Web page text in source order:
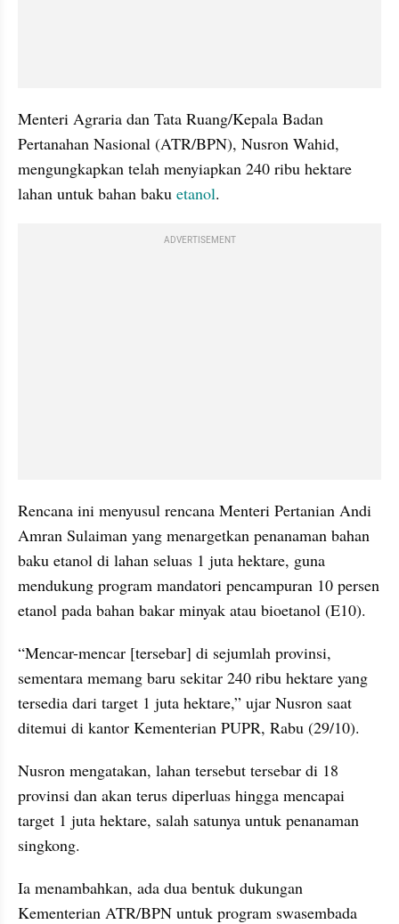
Menteri Agraria dan Tata Ruang/Kepala Badan
Pertanahan Nasional (ATR/BPN), Nusron Wahid,
mengungkapkan telah menyiapkan 240 ribu hektare
lahan untuk bahan baku etanol.
ADVERTISEMENT
Rencana ini menyusul rencana Menteri Pertanian Andi
Amran Sulaiman yang menargetkan penanaman bahan
baku etanol di lahan seluas 1 juta hektare, guna
mendukung program mandatori pencampuran 10 persen
etanol pada bahan bakar minyak atau bioetanol (E10).
“Mencar-mencar [tersebar] di sejumlah provinsi,
sementara memang baru sekitar 240 ribu hektare yang
tersedia dari target 1 juta hektare,” ujar Nusron saat
ditemui di kantor Kementerian PUPR, Rabu (29/10).
Nusron mengatakan, lahan tersebut tersebar di 18
provinsi dan akan terus diperluas hingga mencapai
target 1 juta hektare, salah satunya untuk penanaman
singkong.
Ia menambahkan, ada dua bentuk dukungan
Kementerian ATR/BPN untuk program swasembada